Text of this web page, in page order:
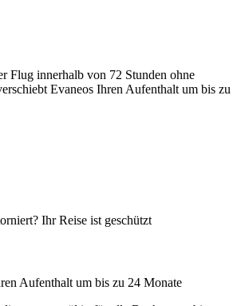
Flug innerhalb von 72 Stunden ohne
Evaneos Ihren Aufenthalt um bis zu
Ihr Reise ist geschützt
Aufenthalt um bis zu 24 Monate